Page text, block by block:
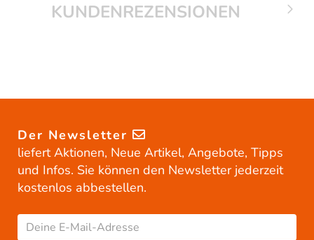
KUNDENREZENSIONEN
Der Newsletter
liefert Aktionen, Neue Artikel, Angebote, Tipps
und Infos. Sie können den Newsletter jederzeit
kostenlos abbestellen.